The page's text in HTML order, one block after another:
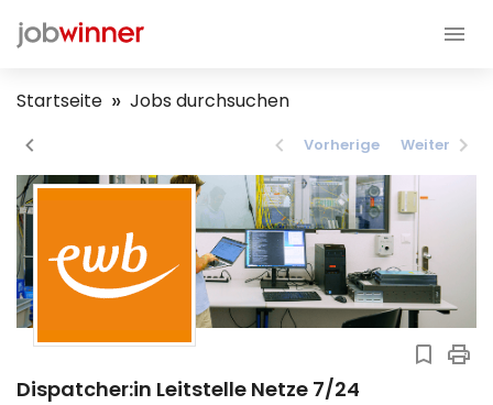
Startseite Jobs durchsuchen
Vorherige Weiter
Dispatcher:in Leitstelle Netze 7/24